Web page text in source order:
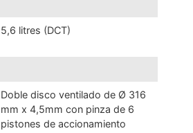
5,6 litres (DCT)
Doble disco ventilado de Ø 316
mm x 4,5mm con pinza de 6
pistones de accionamiento